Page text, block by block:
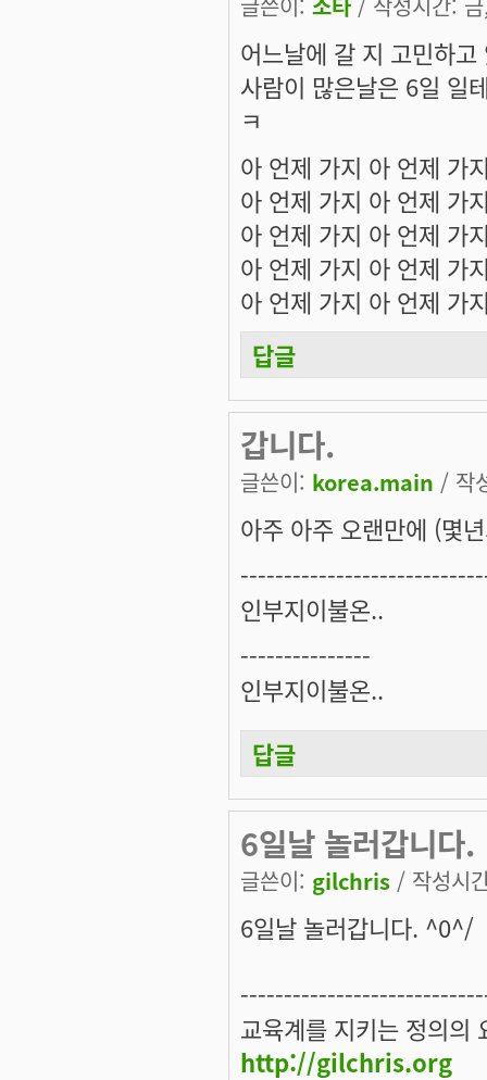
어느날에 갈 지 고민하고
사람이 많은날은 6일 일
ㅋ
아 언제 가지 아 언제 가
아 언제 가지 아 언제 가
아 언제 가지 아 언제 가
아 언제 가지 아 언제 가
아 언제 가지 아 언제 가
답글
갑니다.
글쓴이: korea.main / 작
아주 아주 오랜만에 (몇
인부지이불온..
---------------
인부지이불온..
답글
6일날 놀러갑니다.
글쓴이: gilchris / 작성시
6일날 놀러갑니다. ^0^/
교육계를 지키는 정의의
http://gilchris.org